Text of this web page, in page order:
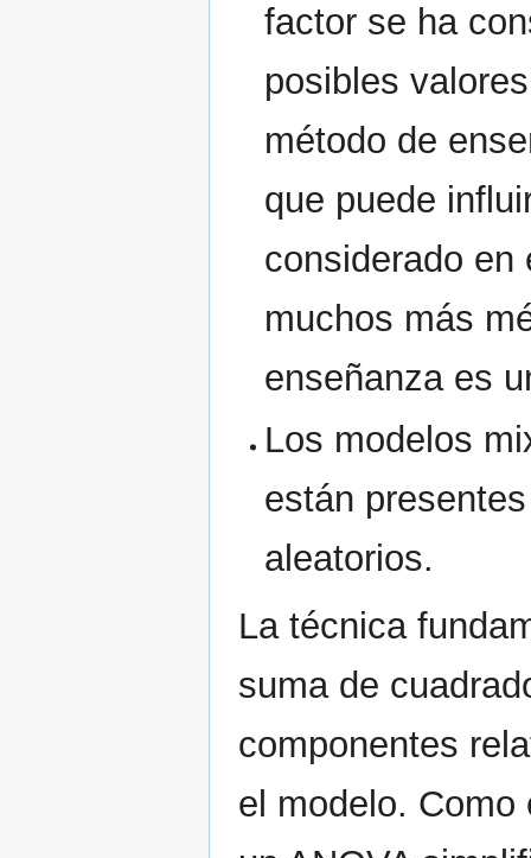
factor se ha
posibles
método de
que puede
considerado en
muchos más
enseñanza es
Los modelos
están
aleatorios.
La técnica
suma de
componentes
el modelo. Como